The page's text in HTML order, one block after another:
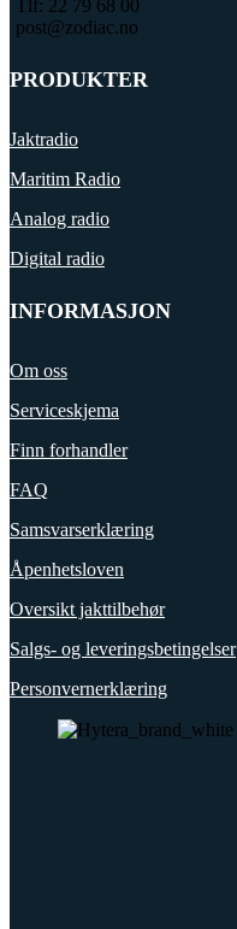
Tlf: 22 79 68 00
post@zodiac.no
PRODUKTER
Jaktradio
Maritim Radio
Analog radio
Digital radio
INFORMASJON
Om oss
Serviceskjema
Finn forhandler
FAQ
Samsvarserklæring
Åpenhetsloven
Oversikt jakttilbehør
Salgs- og leveringsbetingelser
Personvernerklæring